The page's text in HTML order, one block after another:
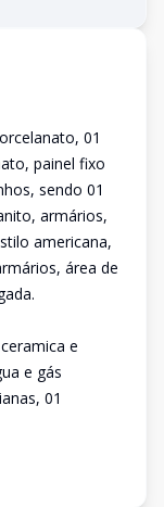
01
painel fixo
sendo 01
armários,
americana,
área de
e
e gás
01